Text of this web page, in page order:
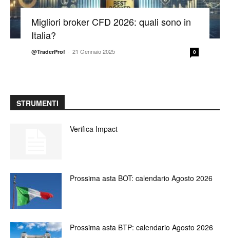
Migliori broker CFD 2026: quali sono in
Italia?
@TraderProf - 21 Gennaio 2025 0
STRUMENTI
Verifica Impact
Prossima asta BOT: calendario Agosto 2026
Prossima asta BTP: calendario Agosto 2026